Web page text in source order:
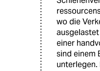
wo die
einer
sind einem